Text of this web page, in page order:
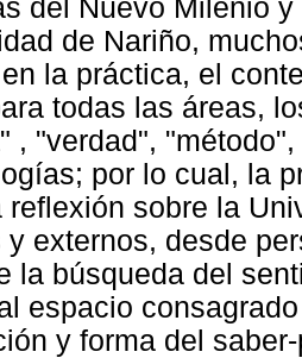
del Nuevo Milenio
de Nariño,
la práctica, el
todas las áreas,
, "verdad",
por lo cual, la
reflexión sobre la
y externos, desde
la búsqueda del
espacio
y forma del